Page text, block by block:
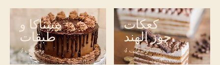
بيبيناكا و
طبقات
4 وصفات
كعكات
جوز الهند
4 وصفات